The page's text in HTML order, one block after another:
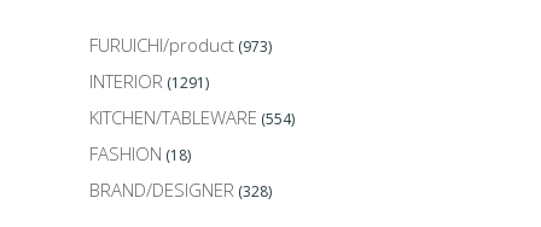
FURUICHI/product (973)
INTERIOR (1291)
KITCHEN/TABLEWARE (554)
FASHION (18)
BRAND/DESIGNER (328)